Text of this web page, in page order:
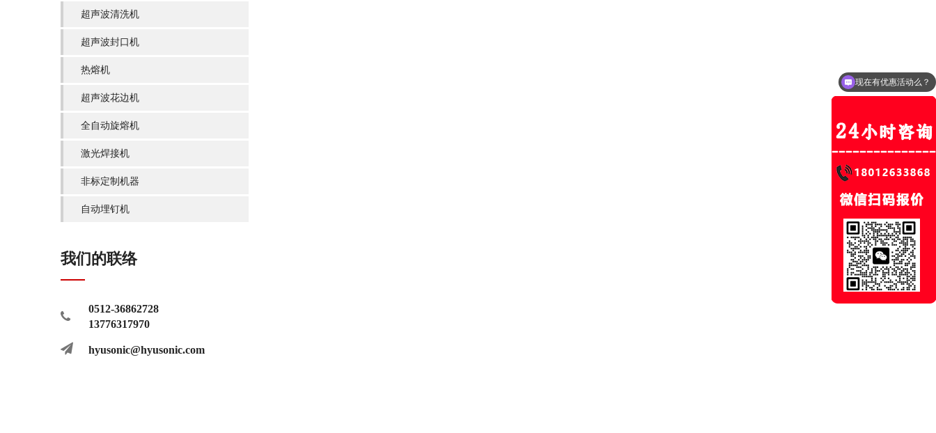
超声波清洗机
超声波封口机
热熔机
超声波花边机
全自动旋熔机
激光焊接机
非标定制机器
自动埋钉机
我们的联络
0512-36862728
13776317970
hyusonic@hyusonic.com
现在有优惠活动么？